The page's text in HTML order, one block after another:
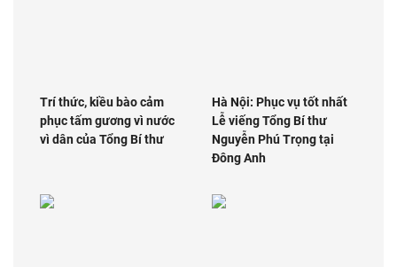
Trí thức, kiều bào cảm
phục tấm gương vì nước
vì dân của Tổng Bí thư
Hà Nội: Phục vụ tốt nhất
Lễ viếng Tổng Bí thư
Nguyễn Phú Trọng tại
Đông Anh